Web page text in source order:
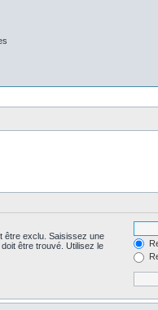
être exclu. Saisissez une
être trouvé. Utilisez le